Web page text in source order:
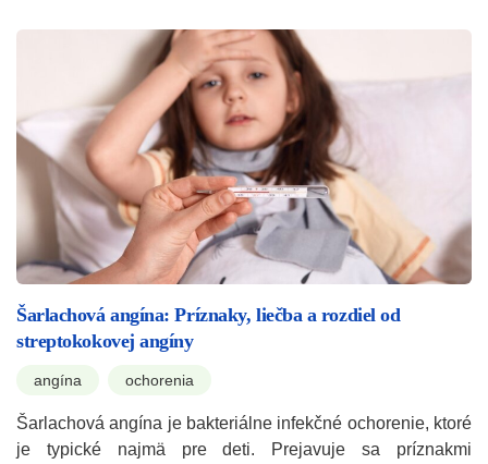
Šarlachová angína: Príznaky, liečba a rozdiel od
streptokokovej angíny
angína ochorenia
Šarlachová angína je bakteriálne infekčné ochorenie, ktoré
je typické najmä pre deti. Prejavuje sa príznakmi